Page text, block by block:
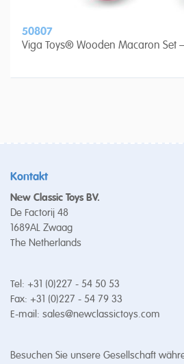
50807
Viga Toys® Wooden Macaron Set
Kontakt
New Classic Toys BV.
De Factorij 48
1689AL Zwaag
The Netherlands
Tel: +31 (0)227 - 54 50 53
Fax: +31 (0)227 - 54 79 33
E-mail: sales@newclassictoys.com
Besuchen Sie unsere Gesellschaft